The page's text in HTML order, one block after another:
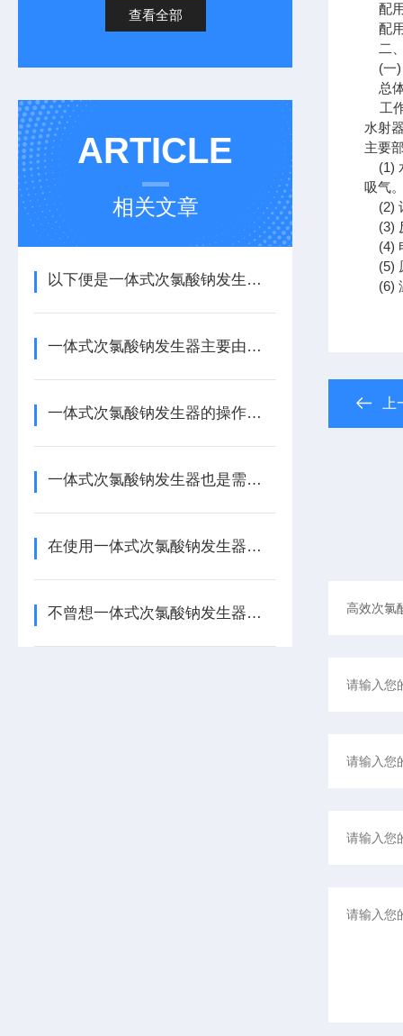
查看全部
ARTICLE
相关文章
以下便是一体式次氯酸钠发生器的技术特点所在！
一体式次氯酸钠发生器主要由以下几个部分组成
一体式次氯酸钠发生器的操作步骤具体如下
一体式次氯酸钠发生器也是需要进行日常保养的
在使用一体式次氯酸钠发生器时，需要注意以下几个事项
不曾想一体式次氯酸钠发生器拥有如此之多的特点
配用
配
二、
(一)
总体
工作
水射
主要
(1)
吸气
(2)
(3)
(4)
(5)
(6)